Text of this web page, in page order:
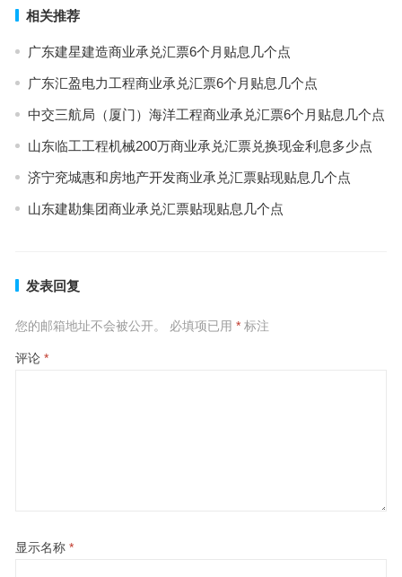
相关推荐
广东建星建造商业承兑汇票6个月贴息几个点
广东汇盈电力工程商业承兑汇票6个月贴息几个点
中交三航局（厦门）海洋工程商业承兑汇票6个月贴息几个点
山东临工工程机械200万商业承兑汇票兑换现金利息多少点
济宁兖城惠和房地产开发商业承兑汇票贴现贴息几个点
山东建勘集团商业承兑汇票贴现贴息几个点
发表回复
您的邮箱地址不会被公开。 必填项已用 *标注
评论 *
显示名称 *